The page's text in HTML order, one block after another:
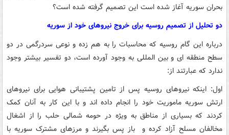
بحران سوریه آغاز شده است این تصمیم گرفته شده است؟
دو تحلیل از تصمیم روسیه برای خروج نیروهای خود از سوریه
درباره این گام روسیه که محاسبات را به هم زده و نوعی سردرگمی در دو
سطح منطقه ای و بین المللی به وجود آورده است، دو تفسیر بیشتر وجود
ندارد که عبارتند از:
اول: اینکه نیروهای روسیه پس از تامین پشتیبانی هوایی برای نیروهای
ارتش سوریه ماموریت خود را انجام داده اند و با این کار به آنان کمک
کردند که بسیاری از مناطق به ویژه در حومه شمالی حلب را از اشغال
مخالفان مسلح آزاد کرده و باز پس بگیرند و مرزهای مشترک سوریه با